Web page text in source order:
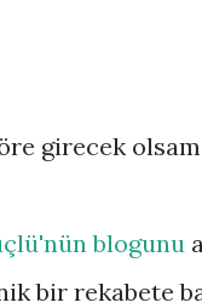
girecek
blogunu
bir rekabete